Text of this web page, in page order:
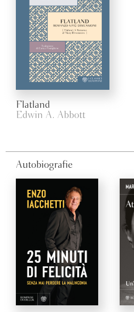
Flatland
Edwin A. Abbott
Autobiografie